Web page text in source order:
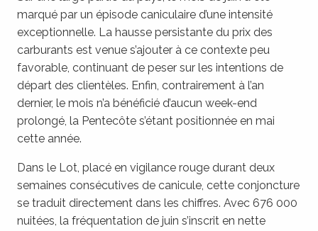
marqué par un épisode caniculaire d’une intensité
exceptionnelle. La hausse persistante du prix des
carburants est venue s’ajouter à ce contexte peu
favorable, continuant de peser sur les intentions de
départ des clientèles. Enfin, contrairement à l’an
dernier, le mois n’a bénéficié d’aucun week-end
prolongé, la Pentecôte s’étant positionnée en mai
cette année.
Dans le Lot, placé en vigilance rouge durant deux
semaines consécutives de canicule, cette conjoncture
se traduit directement dans les chiffres. Avec 676 000
nuitées, la fréquentation de juin s’inscrit en nette